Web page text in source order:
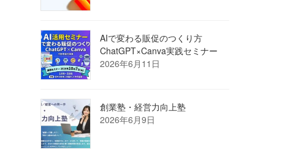
AIで変わる販促のつくり方
ChatGPT×Canva実践セミナー
2026年6月11日
創業塾・経営力向上塾
2026年6月9日